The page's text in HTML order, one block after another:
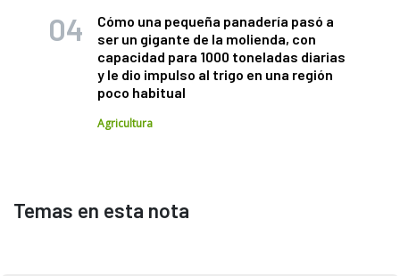
Cómo una pequeña panadería pasó a
ser un gigante de la molienda, con
capacidad para 1000 toneladas diarias
y le dio impulso al trigo en una región
poco habitual
Agricultura
Temas en esta nota